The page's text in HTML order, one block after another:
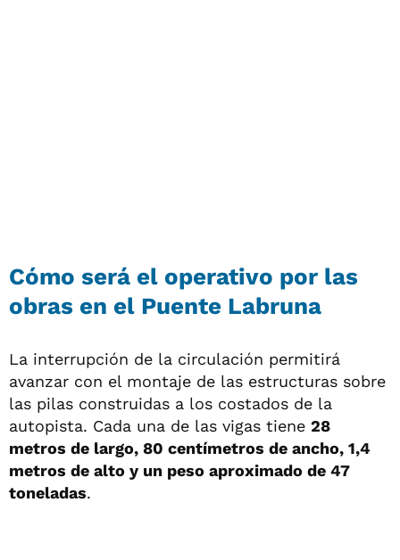
Cómo será el operativo por las
obras en el Puente Labruna
La interrupción de la circulación permitirá
avanzar con el montaje de las estructuras sobre
las pilas construidas a los costados de la
autopista. Cada una de las vigas tiene 28
metros de largo, 80 centímetros de ancho, 1,4
metros de alto y un peso aproximado de 47
toneladas.